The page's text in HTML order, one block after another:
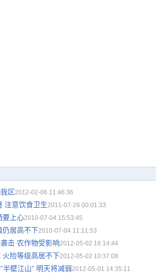
区2012-02-06 11:46:36
注意饮食卫生2011-07-26 00:01:33
要上心2010-07-04 15:53:45
仍居高不下2010-07-04 11:11:53
击 农作物受影响2012-05-02 16:14:44
火险等级高居不下2012-05-02 10:37:08
半壁江山” 明天将减弱2012-05-01 14:35:11